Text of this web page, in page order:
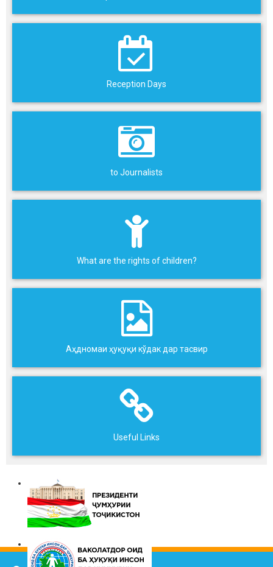
Reception Days
to Journalists
What are the rights of children?
Аҳдномаи ҳуқуқи кўдак дар тасвир
Useful Links